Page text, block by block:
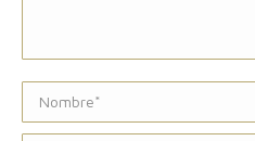
Nombre *